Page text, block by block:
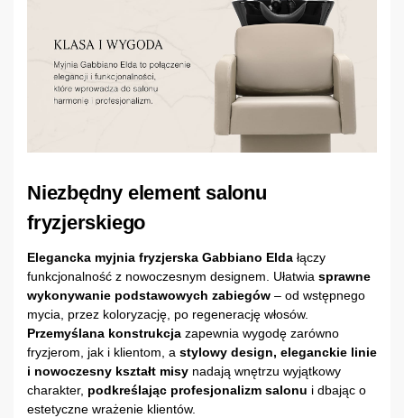
Niezbędny element salonu
fryzjerskiego
Elegancka myjnia fryzjerska Gabbiano Elda łączy
funkcjonalność z nowoczesnym designem. Ułatwia sprawne
wykonywanie podstawowych zabiegów – od wstępnego
mycia, przez koloryzację, po regenerację włosów.
Przemyślana konstrukcja zapewnia wygodę zarówno
fryzjerom, jak i klientom, a stylowy design, eleganckie linie
i nowoczesny kształt misy nadają wnętrzu wyjątkowy
charakter, podkreślając profesjonalizm salonu i dbając o
estetyczne wrażenie klientów.